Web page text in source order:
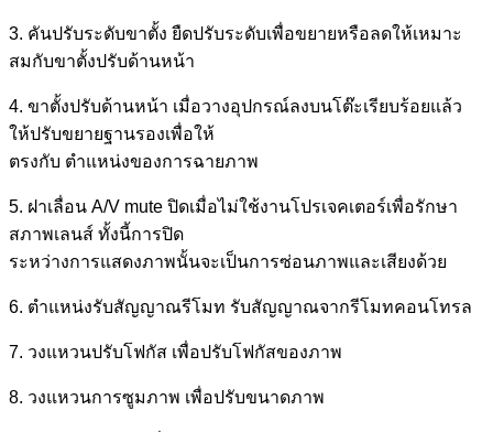
3. คันปรับระดับขาตั้ง ยืดปรับระดับเพื่อขยายหรือลดให้เหมาะ
สมกับขาตั้งปรับด้านหน้า
4. ขาตั้งปรับด้านหน้า เมื่อวางอุปกรณ์ลงบนโต๊ะเรียบร้อยแล้ว
ให้ปรับขยายฐานรองเพื่อให้
ตรงกับ ตำแหน่งของการฉายภาพ
5. ฝาเลื่อน A/V mute ปิดเมื่อไม่ใช้งานโปรเจคเตอร์เพื่อรักษา
สภาพเลนส์ ทั้งนี้การปิด
ระหว่างการแสดงภาพนั้นจะเป็นการซ่อนภาพและเสียงด้วย
6. ตำแหน่งรับสัญญาณรีโมท รับสัญญาณจากรีโมทคอนโทรล
7. วงแหวนปรับโฟกัส เพื่อปรับโฟกัสของภาพ
8. วงแหวนการซูมภาพ เพื่อปรับขนาดภาพ